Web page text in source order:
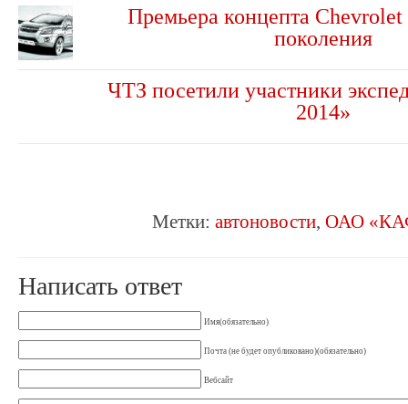
Премьера концепта
поколения
ЧТЗ посетили участники
2014»
Метки: автоновости, ОАО
Написать ответ
Имя(обязательно)
Почта (не будет опубликовано)(обязательно)
Вебсайт